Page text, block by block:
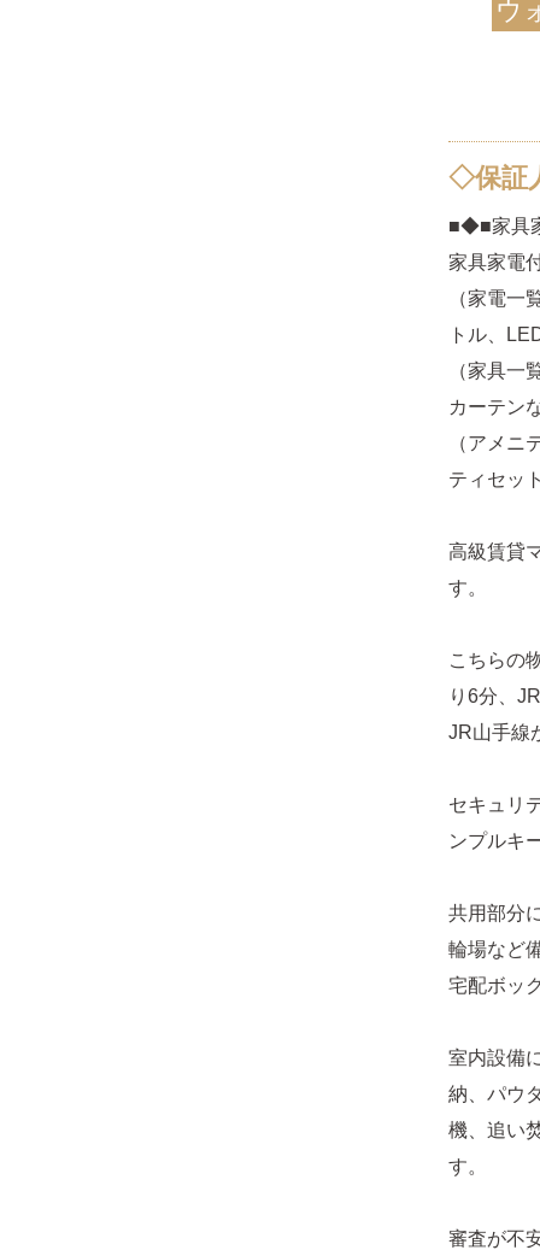
ウ
◇保証
■◆■家具
家具家電
（家電一
トル、
（家具一
カーテン
（アメニ
ティセッ
高級賃貸
す。
こちらの
り6分、
JR山手線
セキュリ
ンプルキ
共用部分
輪場など
宅配ボッ
室内設備
納、パウ
機、追い
す。
審査が不